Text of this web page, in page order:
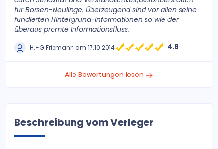
für Börsen-Neulinge. Überzeugend sind vor allen seine
fundierten Hintergrund-Informationen so wie der
überaus promte Informationsfluss.
H.+G.Friemann am 17.10.2014 4.8
Alle Bewertungen lesen
Beschreibung vom Verleger